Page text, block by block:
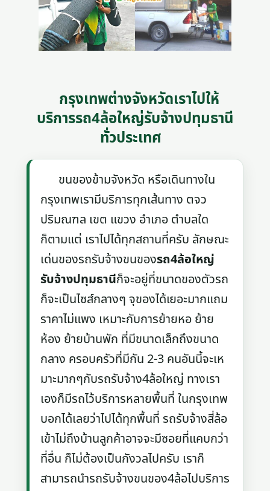
กรุงเทพต่างจังหวัดเราไปให้
บริการรถ4ล้อใหญ่รับจ้างปทุมธานี
ทั่วประเทศ
ขนของข้ามจังหวัด หรือเดินทางใน
กรุงเทพเรามีบริการทุกเส้นทาง ตจว
ปริมณฑล เขต แขวง อำเภอ ตำบลใด
ก็ตามแต่ เราไปได้ทุกสถานที่ครับ ลักษณะ
เด่นของรถรับจ้างขนของรถ4ล้อใหญ่
รับจ้างปทุมธานีก็จะอยู่ที่ขนาดของตัวรถ
ก็จะเป็นไซส์กลางๆ จุของได้เยอะมากแถม
ราคาไม่แพง เหมาะกับการย้ายหอ ย้าย
ห้อง ย้ายบ้านพัก ที่มีขนาดเล็กถึงขนาด
กลาง ครอบครัวที่มีกัน 2-3 คนอันนี้จะเห
มาะมากๆกับรถรับจ้าง4ล้อใหญ่ ทางเรา
เองก็มีรถไว้บริการหลายพื้นที่ ในกรุงเทพ
บอกได้เลยว่าไปได้ทุกพื้นที่ รถรับจ้างสี่ล้อ
เข้าไม่ถึงบ้านลูกค้าอาจจะมีซอยที่แคบกว่า
ที่อื่น ก็ไม่ต้องเป็นกังวลไปครับ เราก็
สามารถนำรถรับจ้างขนของ4ล้อไปบริการ